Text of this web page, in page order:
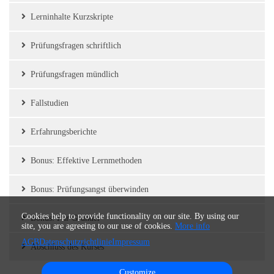
Lerninhalte Kurzskripte
Prüfungsfragen schriftlich
Prüfungsfragen mündlich
Fallstudien
Erfahrungsberichte
Bonus: Effektive Lernmethoden
Bonus: Prüfungsangst überwinden
Bonus: Für Gründer
Abschluss des Kurses
Cookies help to provide functionality on our site. By using our
site, you are agreeing to our use of cookies. More info
AGBDatenschutzrichtlinieImpressum